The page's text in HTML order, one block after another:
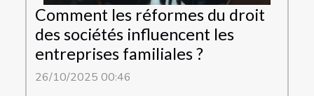
Comment les réformes du droit
des sociétés influencent les
entreprises familiales ?
26/10/2025 00:46